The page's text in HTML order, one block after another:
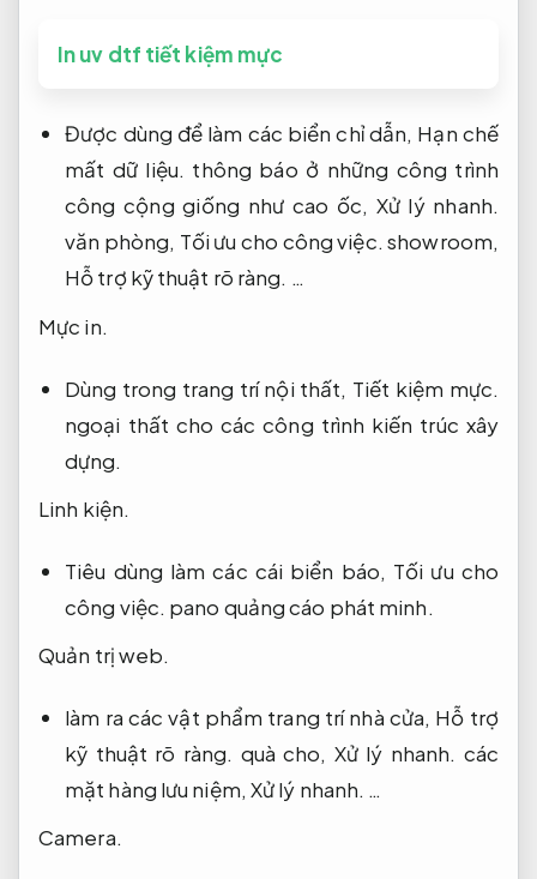
In uv dtf tiết kiệm mực
Được dùng để làm các biển chỉ dẫn, Hạn chế
mất dữ liệu. thông báo ở những công trình
công cộng giống như cao ốc, Xử lý nhanh.
văn phòng, Tối ưu cho công việc. showroom,
Hỗ trợ kỹ thuật rõ ràng. …
Mực in.
Dùng trong trang trí nội thất, Tiết kiệm mực.
ngoại thất cho các công trình kiến trúc xây
dựng.
Linh kiện.
Tiêu dùng làm các cái biển báo, Tối ưu cho
công việc. pano quảng cáo phát minh.
Quản trị web.
làm ra các vật phẩm trang trí nhà cửa, Hỗ trợ
kỹ thuật rõ ràng. quà cho, Xử lý nhanh. các
mặt hàng lưu niệm, Xử lý nhanh. …
Camera.